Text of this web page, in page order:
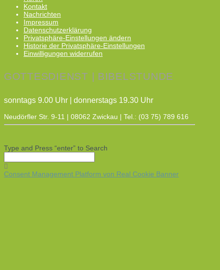
Kontakt
Nachrichten
Impressum
Datenschutzerklärung
Privatsphäre-Einstellungen ändern
Historie der Privatsphäre-Einstellungen
Einwilligungen widerrufen
GOTTESDIENST | BIBELSTUNDE
sonntags 9.00 Uhr | donnerstags 19.30 Uhr
Neudörfler Str. 9-11 | 08062 Zwickau | Tel.: (03 75) 789 616
Type and Press “enter” to Search
Consent Management Platform von Real Cookie Banner